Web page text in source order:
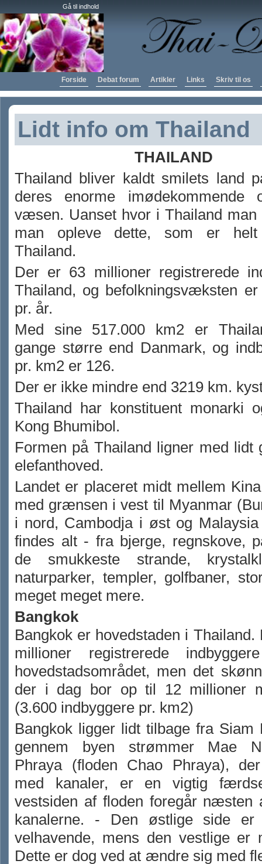
Gå til indhold
Forside Debat forum Artikler Links Skriv til os
Lidt info om Thailand
THAILAND
Thailand bliver kaldt smilets land
deres enorme imødekommende
væsen. Uanset hvor i Thailand
man opleve dette, som er
Thailand.
Der er 63 millioner registrerede
Thailand, og befolkningsvæksten
pr. år.
Med sine 517.000 km2 er
gange større end Danmark, og
pr. km2 er 126.
Der er ikke mindre end 3219 km.
Thailand har konstituent monarki
Kong Bhumibol.
Formen på Thailand ligner med lidt
elefanthoved.
Landet er placeret midt mellem
med grænsen i vest til Myanmar
i nord, Cambodja i øst og
findes alt - fra bjerge, regnskove,
de smukkeste strande,
naturparker, templer, golfbaner,
meget meget mere.
Bangkok
Bangkok er hovedstaden i Thailand.
millioner registrerede
hovedstadsområdet, men det
der i dag bor op til 12 millioner
(3.600 indbyggere pr. km2)
Bangkok ligger lidt tilbage fra Siam
gennem byen strømmer Mae
Phraya (floden Chao Phraya),
med kanaler, er en vigtig
vestsiden af floden foregår næsten
kanalerne. - Den østlige side er
velhavende, mens den vestlige er
Dette er dog ved at ændre sig med